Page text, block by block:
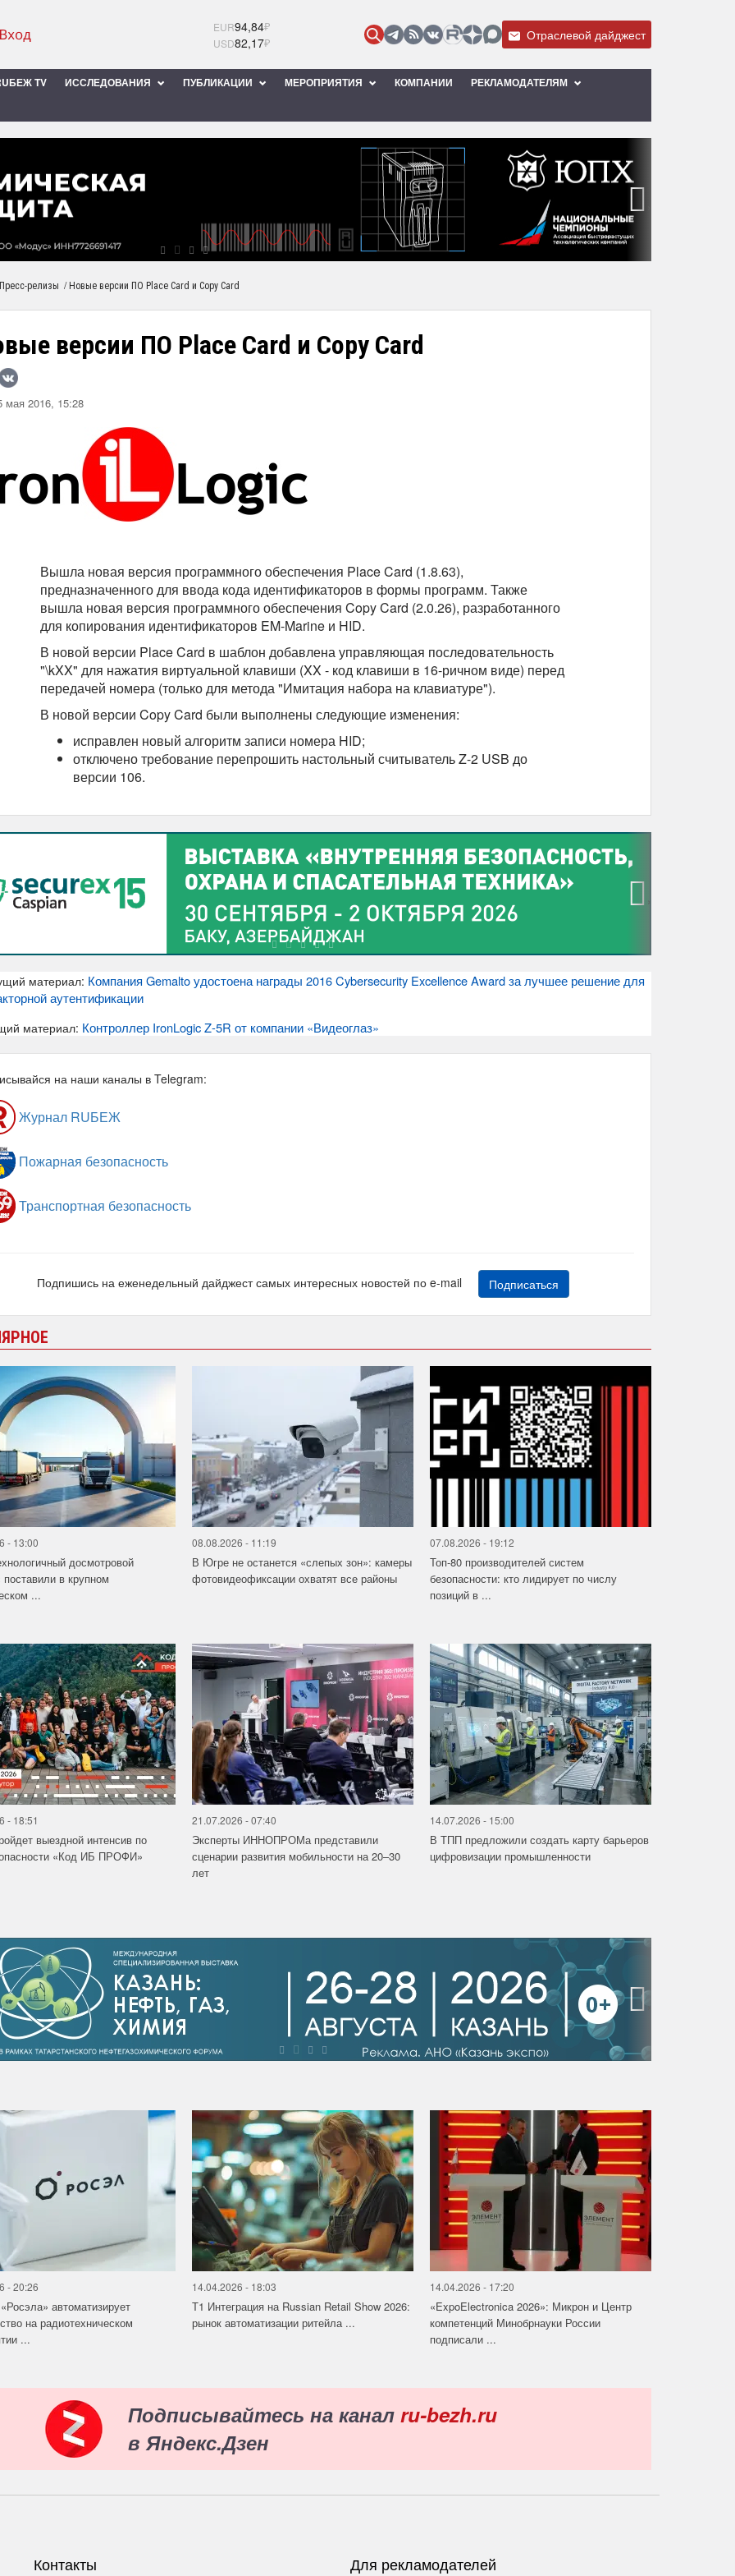
EUR94,84₽
USD82,17₽ Отраслевой дайджест
TV ИССЛЕДОВАНИЯ ПУБЛИКАЦИИ МЕРОПРИЯТИЯ КОМПАНИИ РЕКЛАМОДАТЕЛЯМ
Пресс-релизы / Новые версии ПО Place Card и Copy Card
версии ПО Place Card и Copy Card
мая 2016, 15:28
Вышла новая версия программного обеспечения Place Card (1.8.63),
предназначенного для ввода кода идентификаторов в формы программ. Также
вышла новая версия программного обеспечения Copy Card (2.0.26), разработанного
для копирования идентификаторов EM-Marine и HID.
В новой версии Place Card в шаблон добавлена управляющая последовательность
"\kXX" для нажатия виртуальной клавиши (XX - код клавиши в 16-ричном виде) перед
передачей номера (только для метода "Имитация набора на клавиатуре").
В новой версии Copy Card были выполнены следующие изменения:
исправлен новый алгоритм записи номера HID;
отключено требование перепрошить настольный считыватель Z-2 USB до
версии 106.
›
материал: Компания Gemalto удостоена награды 2016 Cybersecurity Excellence Award за лучшее решение для
аутентификации
материал: Контроллер IronLogic Z-5R от компании «Видеоглаз»
на наши каналы в Telegram:
Журнал RUБЕЖ
Пожарная безопасность
Транспортная безопасность
Подпишись на еженедельный дайджест самых интересных новостей по e-mail Подписаться
- 13:00
досмотровой
в крупном
...
08.08.2026 - 11:19
В Югре не останется «слепых зон»: камеры
фотовидеофиксации охватят все районы
07.08.2026 - 19:12
Топ-80 производителей систем
безопасности: кто лидирует по числу
позиций в ...
- 18:51
выездной интенсив по
«Код ИБ ПРОФИ»
21.07.2026 - 07:40
Эксперты ИННОПРОМа представили
сценарии развития мобильности на 20–30
лет
14.07.2026 - 15:00
В ТПП предложили создать карту барьеров
цифровизации промышленности
›
- 20:26
автоматизирует
на радиотехническом
...
14.04.2026 - 18:03
Т1 Интеграция на Russian Retail Show 2026:
рынок автоматизации ритейла ...
14.04.2026 - 17:20
«ExpoElectronica 2026»: Микрон и Центр
компетенций Минобрнауки России
подписали ...
Подписывайтесь на канал ru-bezh.ru
в Яндекс.Дзен
Контакты Для рекламодателей